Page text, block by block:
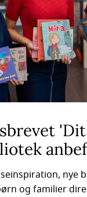
'Dit
nye
og familier